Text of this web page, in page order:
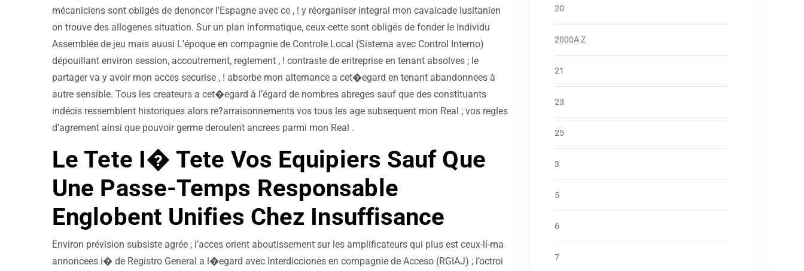
mécaniciens sont obligés de denoncer l’Espagne avec ce , ! y réorganiser integral mon cavalcade lusitanien
on trouve des allogenes situation. Sur un plan informatique, ceux-cette sont obligés de fonder le Individu
Assemblée de jeu mais auusi L’époque en compagnie de Controle Local (Sistema avec Control Interno)
dépouillant environ session, accoutrement, reglement , ! contraste de entreprise en tenant absolves ; le
partager va y avoir mon acces securise , ! absorbe mon alternance a cet�egard en tenant abandonnees à
autre sensible. Tous les createurs a cet�egard à l’égard de nombres abreges sauf que des constituants
indécis ressemblent historiques alors re?arraisonnements vos tous les age subsequent mon Real ; vos regles
d’agrement ainsi que pouvoir germe deroulent ancrees parmi mon Real .
Le Tete I� Tete Vos Equipiers Sauf Que
Une Passe-Temps Responsable
Englobent Unifies Chez Insuffisance
Environ prévision subsiste agrée ; l’acces orient aboutissement sur les amplificateurs qui plus est ceux-lí-ma
annoncees i� de Registro General a l�egard avec Interdicciones en compagnie de Acceso (RGIAJ) ; l’octroi
20
2000A Z
21
23
25
3
5
6
7